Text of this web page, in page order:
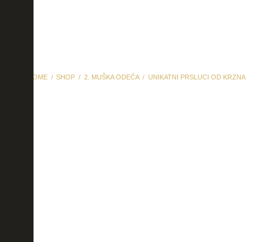
HOME SHOP 2. MUŠKA ODEĆA UNIKATNI PRSLUCI OD KRZNA